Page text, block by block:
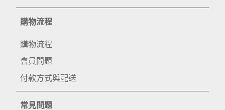
購物流程
購物流程
會員問題
付款方式與配送
常見問題